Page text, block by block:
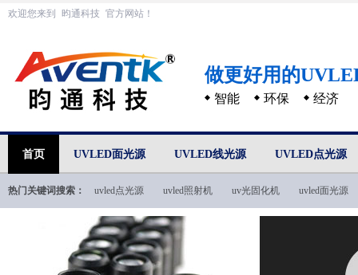
欢迎您来到 昀通科技 官方网站！
做更好用的
智能 环保 经济
首页 UVLED面光源 UVLED线光源 UVLED点光源
uvled技术文档
热门关键词搜索： uvled点光源 uvled照射机 uv光固化机 uvled面光源